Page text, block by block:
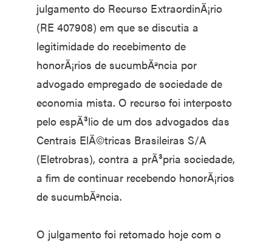
julgamento do Recurso ExtraordinÃ¡rio
(RE 407908) em que se discutia a
legitimidade do recebimento de
honorÃ¡rios de sucumbÃªncia por
advogado empregado de sociedade de
economia mista. O recurso foi interposto
pelo espÃ³lio de um dos advogados das
Centrais ElÃ©tricas Brasileiras S/A
(Eletrobras), contra a prÃ³pria sociedade,
a fim de continuar recebendo honorÃ¡rios
de sucumbÃªncia.
O julgamento foi retomado hoje com o